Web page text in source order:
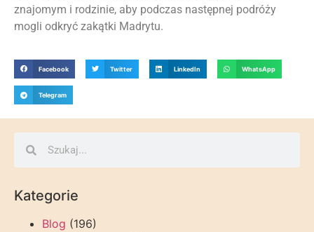
znajomym i rodzinie, aby podczas następnej podróży
mogli odkryć zakątki Madrytu.
Facebook Twitter LinkedIn WhatsApp
Telegram
Kategorie
Blog (196)